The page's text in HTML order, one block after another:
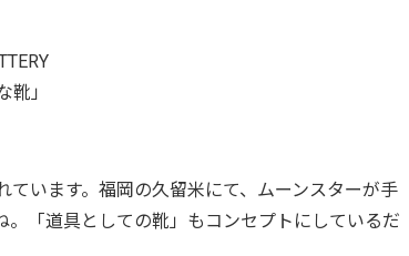
靴」
います。福岡の久留米にて、ムーンスターが手
「道具としての靴」もコンセプトにしているだ